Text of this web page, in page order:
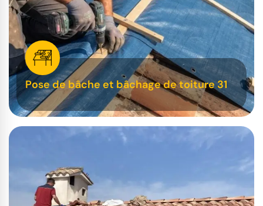
Pose de bâche et bâchage de toiture 31